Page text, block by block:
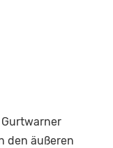
den äußeren